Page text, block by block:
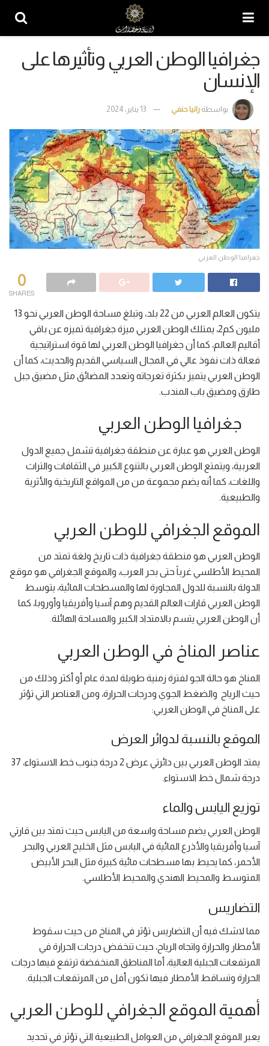
جغرافيا الوطن العربي وتأثيرها على
الإنسان
بواسطة رانيا حنفي 13 يناير، 2024
جغرافيا الوطن العربي
0
SHARES
يتكون العالم العربي من 22 بلد، وتبلغ مساحة الوطن العربي نحو 13
مليون كم2، يمتلك الوطن العربي ميزة جغرافية تميزه عن باقي
أقاليم العالم، كما أن جغرافيا الوطن العربي لها قوة استراتيجية
فعالة ذات نفوذ عالي في المجال السياسي القديم والحديث، كما أن
الوطن العربي يتميز بكثرة تعرجاته وتعدد المضائق مثل مضيق جبل
طارق ومضيق باب المندب.
جغرافيا الوطن العربي
الوطن العربي هو عبارة عن منطقة جغرافية تشمل جميع الدول
العربية، ويتمتع الوطن العربي بالتنوع الكبير في الثقافات والتراث
واللغات، كما أنه يضم مجموعة من من المواقع التاريخية والأثرية
والطبيعية.
الموقع الجغرافي للوطن العربي
الوطن العربي هو منطقة جغرافية ذات تاريخ ولغة تمتد من
المحيط الأطلسي غرباً حتى بحر العرب، والموقع الجغرافي هو موقع
الدولة بالنسبة للدول المجاورة لها والمسطحات المائية، يتوسط
الوطن العربي قارات العالم القديم وهم آسيا وأفريقيا وأوروبا، كما
أن الوطن العربي يتسم بالامتداد الكبير والمساحة الهائلة.
عناصر المناخ في الوطن العربي
المناخ هو حالة الجو لفترة زمنية طويلة لمدة عام أو أكثر وذلك من
حيث الرياح والضغط الجوي ودرجات الحرارة، ومن العناصر التي تؤثر
على المناخ في الوطن العربي:
الموقع بالنسبة لدوائر العرض
يمتد الوطن العربي بين دائرتي عرض 2 درجة جنوب خط الاستواء، 37
درجة شمال خط الاستواء.
توزيع اليابس والماء
الوطن العربي يضم مساحة واسعة من اليابس حيث تمتد بين قارتي
آسيا وأفريقيا والأذرع المائية في اليابس مثل الخليج العربي والبحر
الأحمر، كما يحيط بها مسطحات مائية كبيرة مثل البحر الأبيض
المتوسط والمحيط الهندي والمحيط الأطلسي.
التضاريس
مما لاشك فيه أن التضاريس تؤثر في المناخ من حيث سقوط
الأمطار والحرارة واتجاه الرياح، حيث تنخفض درجات الحرارة في
المرتفعات الجبلية العالية، أما المناطق المنخفضة ترتفع فيها درجات
الحرارة وتساقط الأمطار فيها تكون أفل من المرتفعات الجبلية.
أهمية الموقع الجغرافي للوطن العربي
يعبر الموقع الجغرافي من العوامل الطبيعية التي تؤثر في تحديد